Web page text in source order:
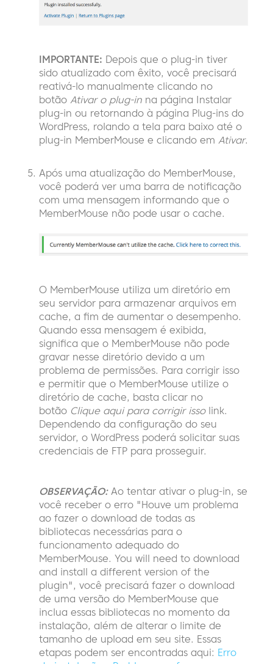
IMPORTANTE: Depois que o plug-in tiver
sido atualizado com êxito, você precisará
reativá-lo manualmente clicando no
botão Ativar o plug-in na página Instalar
plug-in ou retornando à página Plug-ins do
WordPress, rolando a tela para baixo até o
plug-in MemberMouse e clicando em Ativar.
Após uma atualização do MemberMouse,
você poderá ver uma barra de notificação
com uma mensagem informando que o
MemberMouse não pode usar o cache.
O MemberMouse utiliza um diretório em
seu servidor para armazenar arquivos em
cache, a fim de aumentar o desempenho.
Quando essa mensagem é exibida,
significa que o MemberMouse não pode
gravar nesse diretório devido a um
problema de permissões. Para corrigir isso
e permitir que o MemberMouse utilize o
diretório de cache, basta clicar no
botão Clique aqui para corrigir issolink.
Dependendo da configuração do seu
servidor, o WordPress poderá solicitar suas
credenciais de FTP para prosseguir.
OBSERVAÇÃO: Ao tentar ativar o plug-in, se
você receber o erro "Houve um problema
ao fazer o download de todas as
bibliotecas necessárias para o
funcionamento adequado do
MemberMouse. You will need to download
and install a different version of the
plugin", você precisará fazer o download
de uma versão do MemberMouse que
inclua essas bibliotecas no momento da
instalação, além de alterar o limite de
tamanho de upload em seu site. Essas
etapas podem ser encontradas aqui: Erro